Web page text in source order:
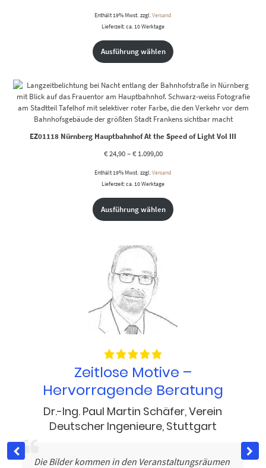
Enthält 19% Mwst. zzgl.Versand
Lieferzeit: ca. 10 Werktage
Ausführung wählen
EZ01118 Nürnberg Hauptbahnhof At the Speed of Light Vol III
€24,90–€1.099,00
Enthält 19% Mwst. zzgl.Versand
Lieferzeit: ca. 10 Werktage
Ausführung wählen
Zeitlose Motive –
Hervorragende Beratung
Dr.-Ing. Paul Martin Schäfer,Verein
Deutscher Ingenieure, Stuttgart
Die Bilder kommen in den Veranstaltungsräumen